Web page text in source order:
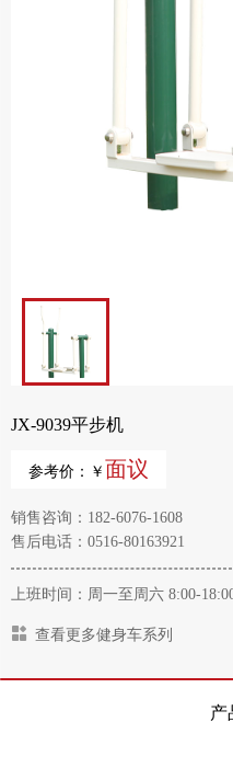
JX-9039平步机
参考价：￥ 面议
销售咨询：182-6076-1608
售后电话：0516-80163921
上班时间：周一至周六 8:00-
查看更多健身车系列
产